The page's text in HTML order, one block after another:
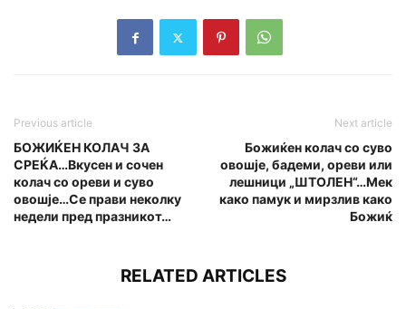
Previous article
БОЖИЌЕН КОЛАЧ ЗА
СРЕЌА…Вкусен и сочен
колач со ореви и суво
овошје…Се прави неколку
недели пред празникот…
Next article
Божиќен колач со суво
овошје, бадеми, ореви или
лешници „ШТОЛЕН“…Мек
како памук и мирзлив како
Божиќ
RELATED ARTICLES